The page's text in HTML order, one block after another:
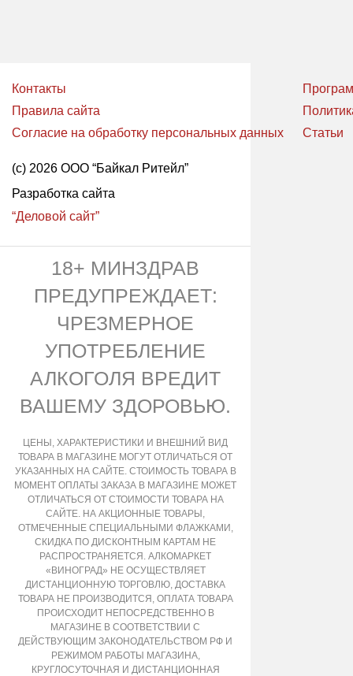
Контакты
Правила сайта
Согласие на обработку персональных данных
Статьи
(с) 2026 ООО “Байкал Ритейл”
Разработка сайта
“Деловой сайт”
18+ МИНЗДРАВ
ПРЕДУПРЕЖДАЕТ:
ЧРЕЗМЕРНОЕ
УПОТРЕБЛЕНИЕ
АЛКОГОЛЯ ВРЕДИТ
ВАШЕМУ ЗДОРОВЬЮ.
ЦЕНЫ, ХАРАКТЕРИСТИКИ И ВНЕШНИЙ ВИД
ТОВАРА В МАГАЗИНЕ МОГУТ ОТЛИЧАТЬСЯ ОТ
УКАЗАННЫХ НА САЙТЕ. СТОИМОСТЬ ТОВАРА В
МОМЕНТ ОПЛАТЫ ЗАКАЗА В МАГАЗИНЕ МОЖЕТ
ОТЛИЧАТЬСЯ ОТ СТОИМОСТИ ТОВАРА НА
САЙТЕ. НА АКЦИОННЫЕ ТОВАРЫ,
ОТМЕЧЕННЫЕ СПЕЦИАЛЬНЫМИ ФЛАЖКАМИ,
СКИДКА ПО ДИСКОНТНЫМ КАРТАМ НЕ
РАСПРОСТРАНЯЕТСЯ. АЛКОМАРКЕТ
«ВИНОГРАД» НЕ ОСУЩЕСТВЛЯЕТ
ДИСТАНЦИОННУЮ ТОРГОВЛЮ, ДОСТАВКА
ТОВАРА НЕ ПРОИЗВОДИТСЯ, ОПЛАТА ТОВАРА
ПРОИСХОДИТ НЕПОСРЕДСТВЕННО В
МАГАЗИНЕ В СООТВЕТСТВИИ С
ДЕЙСТВУЮЩИМ ЗАКОНОДАТЕЛЬСТВОМ РФ И
РЕЖИМОМ РАБОТЫ МАГАЗИНА,
КРУГЛОСУТОЧНАЯ И ДИСТАНЦИОННАЯ